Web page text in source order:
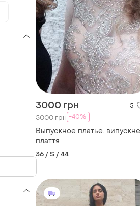
3000 грн 5
5000 грн -40%
Выпускное платье. випускне
плаття
36 / S / 44